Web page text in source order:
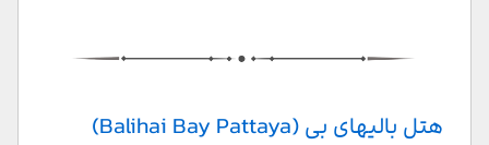
هتل بالیهای بی (Balihai Bay Pattaya)